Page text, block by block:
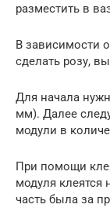
разместить в
В зависимости
сделать розу,
Для начала
мм). Далее
модули в
При помощи
модуля клеятся
часть была за